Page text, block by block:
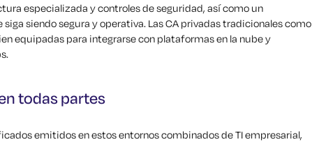
especializada y controles de seguridad, así como un
siendo segura y operativa. Las CA privadas tradicionales como
equipadas para integrarse con plataformas en la nube y
todas partes
emitidos en estos entornos combinados de TI empresarial,